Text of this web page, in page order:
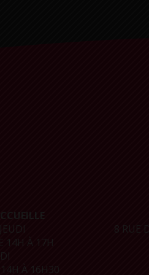
14H À 17H
À 16H30
8 RUE